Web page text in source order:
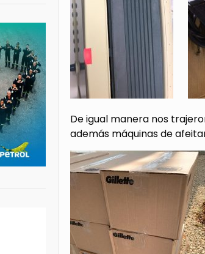
De igual manera nos
además máquinas de